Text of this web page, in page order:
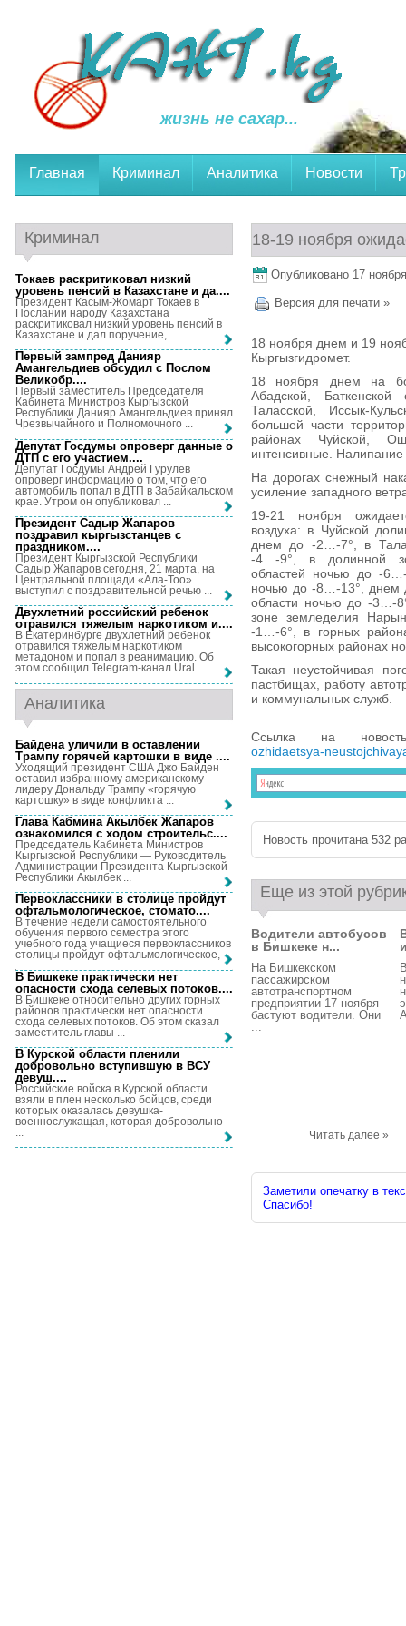
жизнь не сахар...
Главная Криминал Аналитика Новости
18-19 ноября
Опубликовано 17
Версия для печати »
18 ноября днем и 19
Кыргызгидромет.
18 ноября днем на
Абадской,
Таласской, Иссык-
большей части
районах Чуйской,
интенсивные. Налипание
На дорогах снежный
усиление западного
19-21 ноября
воздуха: в Чуйской
днем до -2…-7°, в
-4…-9°, в долинной
областей ночью до -
ночью до -8…-13°, днем
области ночью до -3…-
зоне земледелия
-1…-6°, в горных
высокогорных районах
Такая неустойчивая
пастбищах, работу
и коммунальных служб.
Ссылка на
ozhidaetsya-
Новость прочитана 532
Еще из этой
Водители автобусов
в Бишкеке н...
На Бишкекском
пассажирском
автотранспортном
предприятии 17 ноября
бастуют водители. Они
...
Читать далее »
Заметили опечатку в
Спасибо!
Криминал
Токаев раскритиковал низкий
уровень пенсий в Казахстане и да....
Президент Касым-Жомарт Токаев в
Послании народу Казахстана
раскритиковал низкий уровень пенсий в
Казахстане и дал поручение, ...
Первый зампред Данияр
Амангельдиев обсудил с Послом
Великобр....
Первый заместитель Председателя
Кабинета Министров Кыргызской
Республики Данияр Амангельдиев принял
Чрезвычайного и Полномочного ...
Депутат Госдумы опроверг данные о
ДТП с его участием....
Депутат Госдумы Андрей Гурулев
опроверг информацию о том, что его
автомобиль попал в ДТП в Забайкальском
крае. Утром он опубликовал ...
Президент Садыр Жапаров
поздравил кыргызстанцев с
праздником....
Президент Кыргызской Республики
Садыр Жапаров сегодня, 21 марта, на
Центральной площади «Ала-Тоо»
выступил с поздравительной речью ...
Двухлетний российский ребенок
отравился тяжелым наркотиком и....
В Екатеринбурге двухлетний ребенок
отравился тяжелым наркотиком
метадоном и попал в реанимацию. Об
этом сообщил Telegram-канал Ural ...
Аналитика
Байдена уличили в оставлении
Трампу горячей картошки в виде ....
Уходящий президент США Джо Байден
оставил избранному американскому
лидеру Дональду Трампу «горячую
картошку» в виде конфликта ...
Глава Кабмина Акылбек Жапаров
ознакомился с ходом строительс....
Председатель Кабинета Министров
Кыргызской Республики — Руководитель
Администрации Президента Кыргызской
Республики Акылбек ...
Первоклассники в столице пройдут
офтальмологическое, стомато....
В течение недели самостоятельного
обучения первого семестра этого
учебного года учащиеся первоклассников
столицы пройдут офтальмологическое, ...
В Бишкеке практически нет
опасности схода селевых потоков....
В Бишкеке относительно других горных
районов практически нет опасности
схода селевых потоков. Об этом сказал
заместитель главы ...
В Курской области пленили
добровольно вступившую в ВСУ
девуш....
Российские войска в Курской области
взяли в плен несколько бойцов, среди
которых оказалась девушка-
военнослужащая, которая добровольно
...